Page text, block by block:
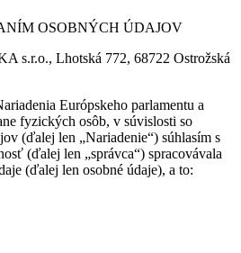
OSOBNÝCH ÚDAJOV
s.r.o., Lhotská 772, 68722 Ostrožská
Európskeho parlamentu a
fyzických osôb, v súvislosti so
(ďalej len „Nariadenie“) súhlasím s
(ďalej len „správca“) spracovávala
(ďalej len osobné údaje), a to: